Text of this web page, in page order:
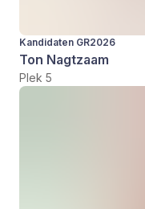
Kandidaten GR2026
Ton Nagtzaam
Plek 5